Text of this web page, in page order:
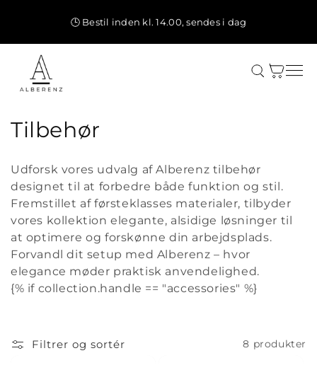
🕒 Bestil inden kl. 14.00, sendes i dag
Indkøbskurv
K
l
l
e
k
t
o
Tilbehør
Udforsk vores udvalg af Alberenz tilbehør
designet til at forbedre både funktion og stil.
Fremstillet af førsteklasses materialer, tilbyder
vores kollektion elegante, alsidige løsninger til
at optimere og forskønne din arbejdsplads.
Forvandl dit setup med Alberenz – hvor
elegance møder praktisk anvendelighed.
{% if collection.handle == "accessories" %}
Filtrer og sortér 8 produkter